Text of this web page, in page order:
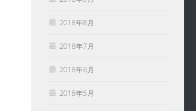
2018年8月
2018年7月
2018年6月
2018年5月